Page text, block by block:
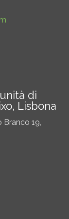
di
Lisbona
Branco 19,